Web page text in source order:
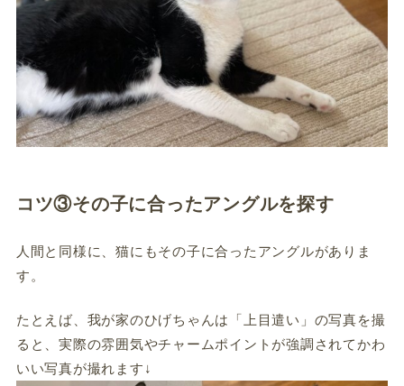
コツ③その子に合ったアングルを探す
人間と同様に、猫にもその子に合ったアングルがありま
す。
たとえば、我が家のひげちゃんは「上目遣い」の写真を撮
ると、実際の雰囲気やチャームポイントが強調されてかわ
いい写真が撮れます↓